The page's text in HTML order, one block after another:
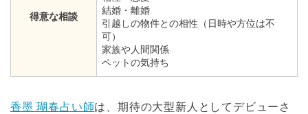
得意な相談
結婚・離婚
引越しの物件との相性（日時や方位は不
可）
家族や人間関係
ペットの気持ち
香墨 瑚春占い師は、期待の大型新人としてデビューさ